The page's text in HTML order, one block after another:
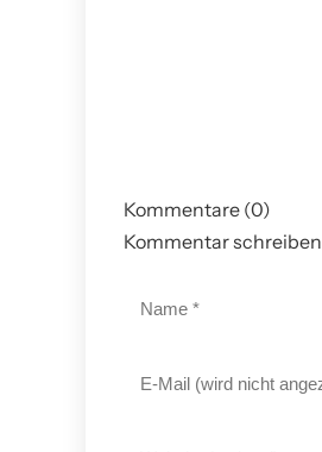
Kommentare (0)
Kommentar schreiben